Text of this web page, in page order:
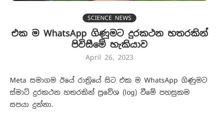
SCIENCE NEWS
එක ම WhatsApp ගිණුමට දුරකථන හතරකින්
පිවිසීමේ හැකියාව
April 26, 2023
Meta සමාගම ඊයේ රාත්‍රියේ සිට එක ම WhatsApp ගිණුමට
ස්මාට් දුරකථන හතරකින් ප්‍රවේශ (log) වීමේ පහසුකම
සපයා දුන්නා.